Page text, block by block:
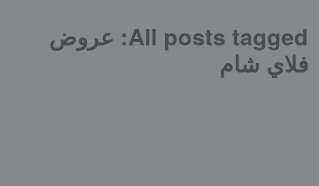
All posts tagged: عروض
فلاي شام